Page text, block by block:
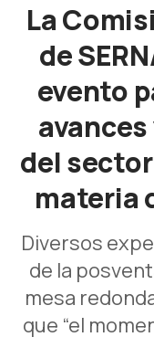
La
de
evento
del
materia
Diversos
de la
mesa
que “el